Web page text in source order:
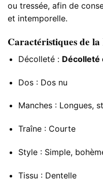
ou tressée, afin de
et intemporelle.
Caractéristiques de
Décolleté : Décolleté
Dos : Dos nu
Manches : Longues,
Traîne : Courte
Style : Simple,
Tissu : Dentelle